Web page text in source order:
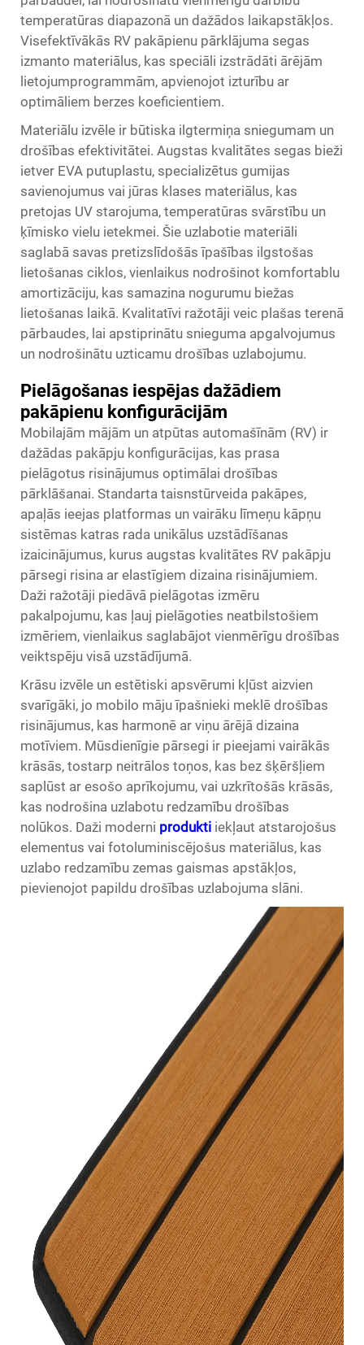
temperatūras diapazonā un dažādos laikapstākļos.
Visefektīvākās RV pakāpienu pārklājuma segas
izmanto materiālus, kas speciāli izstrādāti ārējām
lietojumprogrammām, apvienojot izturību ar
optimāliem berzes koeficientiem.
Materiālu izvēle ir būtiska ilgtermiņa sniegumam un
drošības efektivitātei. Augstas kvalitātes segas bieži
ietver EVA putuplastu, specializētus gumijas
savienojumus vai jūras klases materiālus, kas
pretojas UV starojuma, temperatūras svārstību un
ķīmisko vielu ietekmei. Šie uzlabotie materiāli
saglabā savas pretizslīdošās īpašības ilgstošas
lietošanas ciklos, vienlaikus nodrošinot komfortablu
amortizāciju, kas samazina nogurumu biežas
lietošanas laikā. Kvalitatīvi ražotāji veic plašas terenā
pārbaudes, lai apstiprinātu snieguma apgalvojumus
un nodrošinātu uzticamu drošības uzlabojumu.
Pielāgošanas iespējas dažādiem
pakāpienu konfigurācijām
Mobilajām mājām un atpūtas automašīnām (RV) ir
dažādas pakāpju konfigurācijas, kas prasa
pielāgotus risinājumus optimālai drošības
pārklāšanai. Standarta taisnstūrveida pakāpes,
apaļās ieejas platformas un vairāku līmeņu kāpņu
sistēmas katras rada unikālus uzstādīšanas
izaicinājumus, kurus augstas kvalitātes RV pakāpju
pārsegi risina ar elastīgiem dizaina risinājumiem.
Daži ražotāji piedāvā pielāgotas izmēru
pakalpojumu, kas ļauj pielāgoties neatbilstošiem
izmēriem, vienlaikus saglabājot vienmērīgu drošības
veiktspēju visā uzstādījumā.
Krāsu izvēle un estētiski apsvērumi kļūst aizvien
svarīgāki, jo mobilo māju īpašnieki meklē drošības
risinājumus, kas harmonē ar viņu ārējā dizaina
motīviem. Mūsdienīgie pārsegi ir pieejami vairākās
krāsās, tostarp neitrālos toņos, kas bez šķēršļiem
saplūst ar esošo aprīkojumu, vai uzkrītošās krāsās,
kas nodrošina uzlabotu redzamību drošības
nolūkos. Daži moderni produkti iekļaut atstarojošus
elementus vai fotoluminiscējošus materiālus, kas
uzlabo redzamību zemas gaismas apstākļos,
pievienojot papildu drošības uzlabojuma slāni.